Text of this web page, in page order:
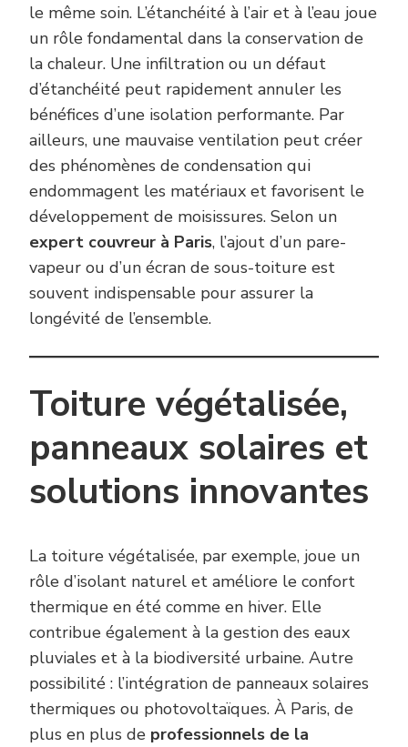
le même soin. L’étanchéité à l’air et à l’eau joue
un rôle fondamental dans la conservation de
la chaleur. Une infiltration ou un défaut
d’étanchéité peut rapidement annuler les
bénéfices d’une isolation performante. Par
ailleurs, une mauvaise ventilation peut créer
des phénomènes de condensation qui
endommagent les matériaux et favorisent le
développement de moisissures. Selon un
expert couvreur à Paris, l’ajout d’un pare-
vapeur ou d’un écran de sous-toiture est
souvent indispensable pour assurer la
longévité de l’ensemble.
Toiture végétalisée,
panneaux solaires et
solutions innovantes
La toiture végétalisée, par exemple, joue un
rôle d’isolant naturel et améliore le confort
thermique en été comme en hiver. Elle
contribue également à la gestion des eaux
pluviales et à la biodiversité urbaine. Autre
possibilité : l’intégration de panneaux solaires
thermiques ou photovoltaïques. À Paris, de
plus en plus de professionnels de la